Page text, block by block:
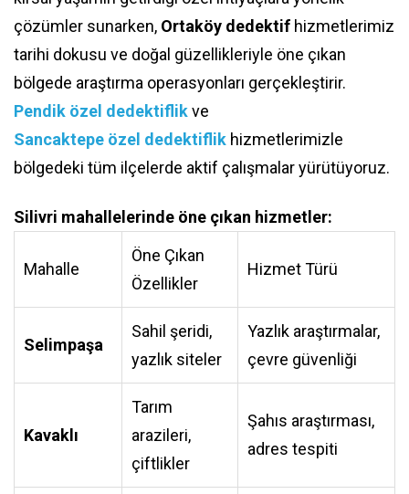
çözümler sunarken, Ortaköy dedektif hizmetlerimiz
tarihi dokusu ve doğal güzellikleriyle öne çıkan
bölgede araştırma operasyonları gerçekleştirir.
Pendik özel dedektiflikve
Sancaktepe özel dedektiflik hizmetlerimizle
bölgedeki tüm ilçelerde aktif çalışmalar yürütüyoruz.
Silivri mahallelerinde öne çıkan hizmetler:
Mahalle
Öne Çıkan
Özellikler
Hizmet Türü
Selimpaşa
Sahil şeridi,
yazlık siteler
Yazlık araştırmalar,
çevre güvenliği
Kavaklı
Tarım
arazileri,
çiftlikler
Şahıs araştırması,
adres tespiti